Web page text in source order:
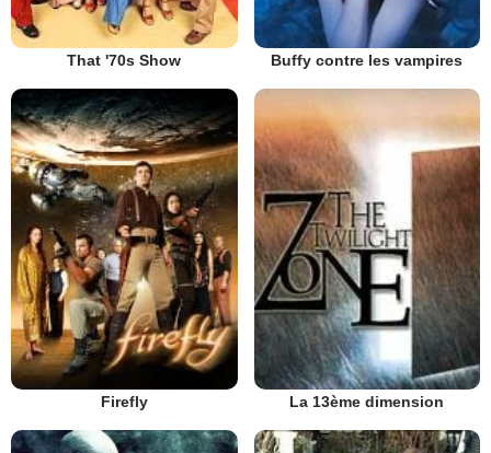
That '70s Show Buffy contre les vampires
Firefly La 13ème dimension